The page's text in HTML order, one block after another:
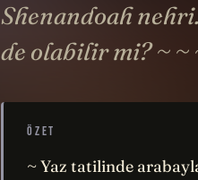
Shenandoah
de olabilir mi? ~ ~
ÖZET
~ Yaz tatilinde